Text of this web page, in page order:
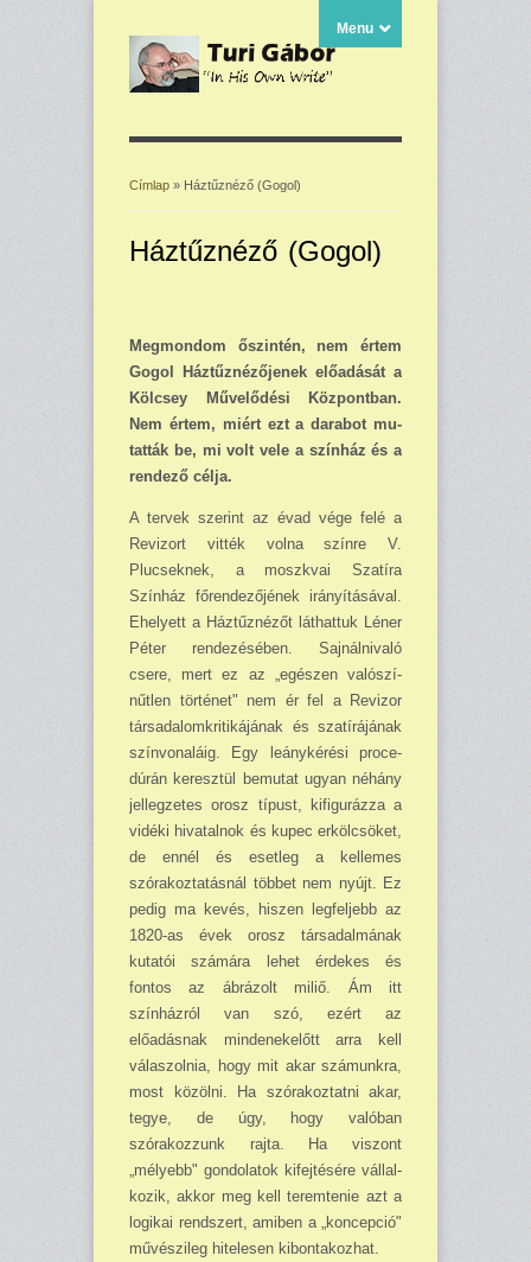
Menu
Címlap » Háztűznéző (Gogol)
Háztűznéző (Gogol)
Megmondom őszintén, nem értem
Gogol Háztűznézője­nek előadását a
Kölcsey Mű­velődési Központban.
Nem ér­tem, miért ezt a darabot mu­
tatták be, mi volt vele a szín­ház és a
rendező célja.
A tervek szerint az évad vége felé a
Revizort vitték volna színre V.
Plucseknek, a moszkvai Szatíra
Színház főrendezőjének irányításával.
Ehelyett a Háztűznézőt lát­hattuk Lé­ner
Péter rendezé­sében. Sajnálnivaló
csere, mert ez az „egészen valószí­
nűtlen történet" nem ér fel a Revizor
társadalomkritikájá­nak és szatírájának
színvona­láig. Egy leánykérési proce­
dúrán keresztül bemutat ugyan néhány
jellegzetes orosz típust, kifigurázza a
vi­déki hivatalnok és kupec erkölcsöket,
de ennél és esetleg a kellemes
szórakoztatásnál többet nem nyújt. Ez
pedig ma kevés, hiszen legfeljebb az
1820-as évek orosz társadal­mának
kutatói számára lehet ér­dekes és
fontos az ábrázolt miliő. Ám itt
színházról van szó, ezért az
előadásnak min­denek­előtt arra kell
válaszol­nia, hogy mit akar számunk­ra,
most közölni. Ha szóra­koztatni akar,
tegye, de úgy, hogy valóban
szórakozzunk rajta. Ha viszont
„mélyebb" gondolatok kifejtésére vállal­
kozik, akkor meg kell terem­tenie azt a
logikai rendszert, amiben a „koncepció"
művé­szileg hitelesen kibontakoz­hat.